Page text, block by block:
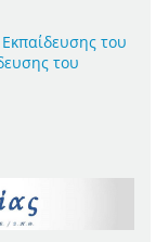
Εκπαίδευσης του
του